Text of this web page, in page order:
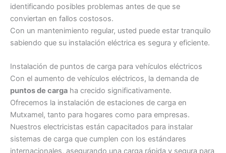
identificando posibles problemas antes de que se
conviertan en fallos costosos.
Con un mantenimiento regular, usted puede estar tranquilo
sabiendo que su instalación eléctrica es segura y eficiente.
Instalación de puntos de carga para vehículos eléctricos
Con el aumento de vehículos eléctricos, la demanda de
puntos de carga ha crecido significativamente.
Ofrecemos la instalación de estaciones de carga en
Mutxamel, tanto para hogares como para empresas.
Nuestros electricistas están capacitados para instalar
sistemas de carga que cumplen con los estándares
internacionales, asegurando una carga rápida y segura para